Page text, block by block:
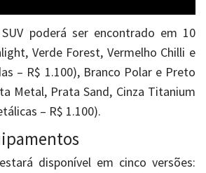
poderá ser encontrado em 10
Verde Forest, Vermelho Chilli e
– R$ 1.100), Branco Polar e Preto
Metal, Prata Sand, Cinza Titanium
– R$ 1.100).
disponível em cinco versões: